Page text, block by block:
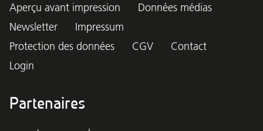
Aperçu avant impression
Données médias
Newsletter
Impressum
Protection des données
CGV
Contact
Login
Partenaires